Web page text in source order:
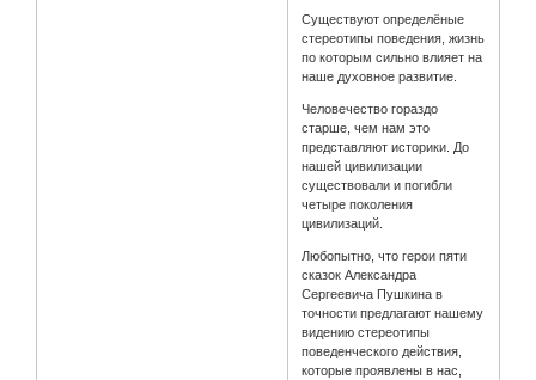
Существуют определёные
стереотипы поведения, жизнь
по которым сильно влияет на
наше духовное развитие.
Человечество гораздо
старше, чем нам это
представляют историки. До
нашей цивилизации
существовали и погибли
четыре поколения
цивилизаций.
Любопытно, что герои пяти
сказок Александра
Сергеевича Пушкина в
точности предлагают нашему
видению стереотипы
поведенческого действия,
которые проявлены в нас,